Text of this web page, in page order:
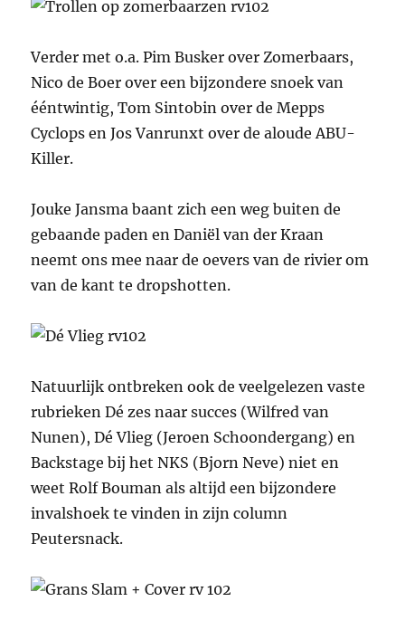
Verder met o.a. Pim Busker over Zomerbaars,
Nico de Boer over een bijzondere snoek van
ééntwintig, Tom Sintobin over de Mepps
Cyclops en Jos Vanrunxt over de aloude ABU-
Killer.
Jouke Jansma baant zich een weg buiten de
gebaande paden en Daniël van der Kraan
neemt ons mee naar de oevers van de rivier om
van de kant te dropshotten.
Natuurlijk ontbreken ook de veelgelezen vaste
rubrieken Dé zes naar succes (Wilfred van
Nunen), Dé Vlieg (Jeroen Schoondergang) en
Backstage bij het NKS (Bjorn Neve) niet en
weet Rolf Bouman als altijd een bijzondere
invalshoek te vinden in zijn column
Peutersnack.